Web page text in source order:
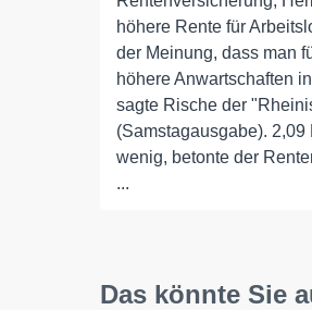
höhere Rente für
der Meinung, dass man
höhere Anwartschaften
sagte Rische der
(Samstagausgabe).
wenig, betonte der
...
Das könnte Sie